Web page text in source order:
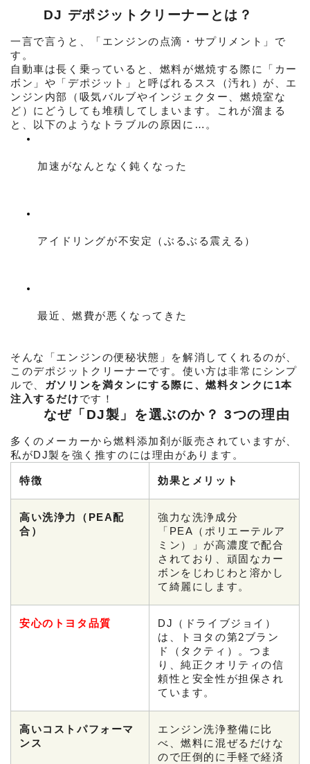
DJ デポジットクリーナーとは？
一言で言うと、「エンジンの点滴・サプリメント」で
す。
自動車は長く乗っていると、燃料が燃焼する際に「カー
ボン」や「デポジット」と呼ばれるスス（汚れ）が、エ
ンジン内部（吸気バルブやインジェクター、燃焼室な
ど）にどうしても堆積してしまいます。これが溜まる
と、以下のようなトラブルの原因に…。
加速がなんとなく鈍くなった
アイドリングが不安定（ぶるぶる震える）
最近、燃費が悪くなってきた
そんな「エンジンの便秘状態」を解消してくれるのが、
このデポジットクリーナーです。使い方は非常にシンプ
ルで、
ガソリンを満タンにする際に、燃料タンクに1本
注入するだけです！
なぜ「DJ製」を選ぶのか？ 3つの理由
多くのメーカーから燃料添加剤が販売されていますが、
私がDJ製を強く推すのには理由があります。
特徴 効果とメリット
高い洗浄力（PEA配
合）
強力な洗浄成分
「PEA（ポリエーテルア
ミン）」が高濃度で配合
されており、頑固なカー
ボンをじわじわと溶かし
て綺麗にします。
安心のトヨタ品質
DJ（ドライブジョイ）
は、トヨタの第2ブラン
ド（タクティ）。つま
り、純正クオリティの信
頼性と安全性が担保され
ています。
高いコストパフォーマ
ンス
エンジン洗浄整備に比
べ、燃料に混ぜるだけな
ので圧倒的に手軽で経済